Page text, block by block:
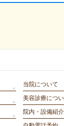
当院について
美容診療につ
院内・設備紹介